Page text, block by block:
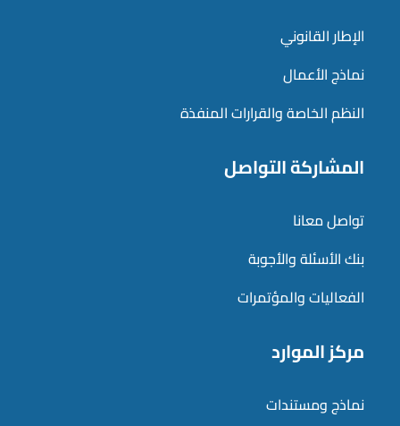
الإطار القانوني
نماذج الأعمال
النظم الخاصة والقرارات المنفذة
المشاركة التواصل
تواصل معانا
بنك الأسئلة والأجوبة
الفعاليات والمؤتمرات
مركز الموارد
نماذج ومستندات